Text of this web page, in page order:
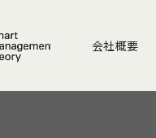
会社概要